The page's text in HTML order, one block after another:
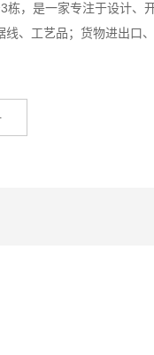
栋，是一家专注于设计、开
线、工艺品；货物进出口
高效率与和谐之工作环境